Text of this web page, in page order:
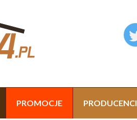
PROMOCJE PRODUCENCI